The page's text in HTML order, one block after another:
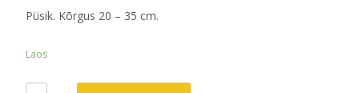
Püsik. Kõrgus 20 – 35 cm.
Laos